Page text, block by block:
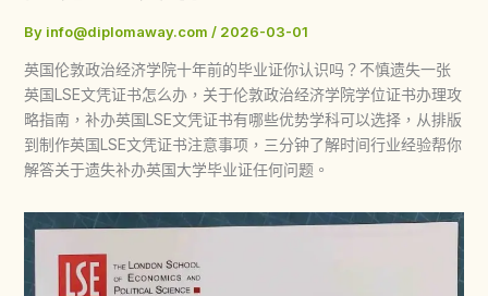
By info@diplomaway.com / 2026-03-01
英国伦敦政治经济学院十年前的毕业证你认识吗？不慎遗失一张
英国LSE文凭证书怎么办，关于伦敦政治经济学院学位证书办理攻
略指南，补办英国LSE文凭证书有哪些优势学科可以选择，从排版
到制作英国LSE文凭证书注意事项，三分钟了解时间行业经验帮你
解答关于遗失补办英国大学毕业证任何问题。